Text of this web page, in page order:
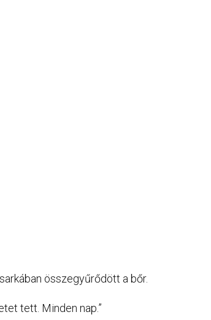
összegyűrődött a bőr.
tett. Minden nap.”